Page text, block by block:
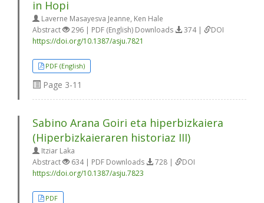
in Hopi
Laverne Masayesva Jeanne, Ken Hale
Abstract
296 | PDF (English) Downloads 374 |
DOI
https://doi.org/10.1387/asju.7821
PDF (English)
Page 3-11
Sabino Arana Goiri eta hiperbizkaiera
(Hiperbizkaieraren historiaz III)
Itziar Laka
Abstract
634 | PDF Downloads 728 |
DOI
https://doi.org/10.1387/asju.7823
PDF